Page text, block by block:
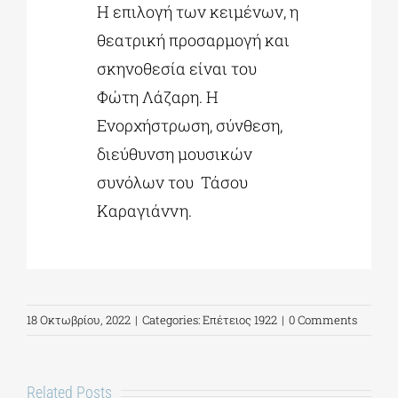
Η επιλογή των κειμένων, η
θεατρική προσαρμογή και
σκηνοθεσία είναι του
Φώτη Λάζαρη. Η
Ενορχήστρωση, σύνθεση,
διεύθυνση μουσικών
συνόλων του Τάσου
Καραγιάννη.
18 Οκτωβρίου, 2022 | Categories:Επέτειος 1922 | 0 Comments
Related Posts